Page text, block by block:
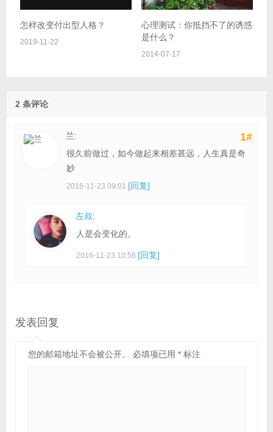
怎样改变付出型人格？
2019-11-22
心理测试：你抵挡不了的诱惑
是什么？
2014-07-17
2 条评论
1#
兰:
很久前做过，如今做起来相差甚远，人生真是奇
妙
2016-11-23 09:01 [回复]
左叔:
人是会变化的。
2016-11-23 10:56 [回复]
发表回复
您的邮箱地址不会被公开。 必填项已用 *标注